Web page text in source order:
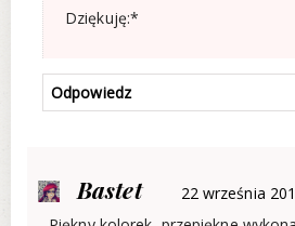
Dziękuję:*
Odpowiedz
Bastet
22 września